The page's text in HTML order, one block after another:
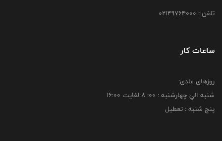
تلفن : 02149764000
ساعات کار
روزهای عادی:
شنبه الي چهارشنبه : 00: 8 لغايت 16:00
پنج شنبه : تعطیل